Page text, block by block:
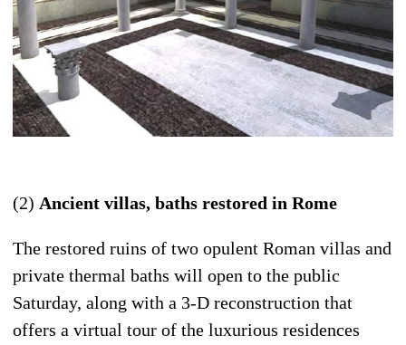
(2) Ancient villas, baths restored in Rome
The restored ruins of two opulent Roman villas and
private thermal baths will open to the public
Saturday, along with a 3-D reconstruction that
offers a virtual tour of the luxurious residences